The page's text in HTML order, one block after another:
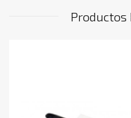
Productos